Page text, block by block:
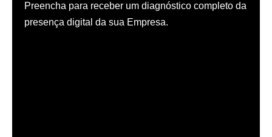
Preencha para receber um diagnóstico completo da
presença digital da sua Empresa.